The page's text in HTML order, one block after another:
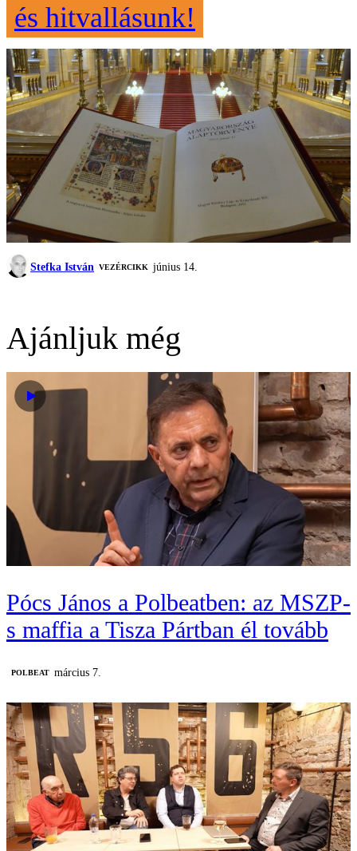
és hitvallásunk!
Stefka István VEZÉRCIKK június 14.
Ajánljuk még
Pócs János a Polbeatben: az MSZP-
s maffia a Tisza Pártban él tovább
‎POLBEAT március 7.